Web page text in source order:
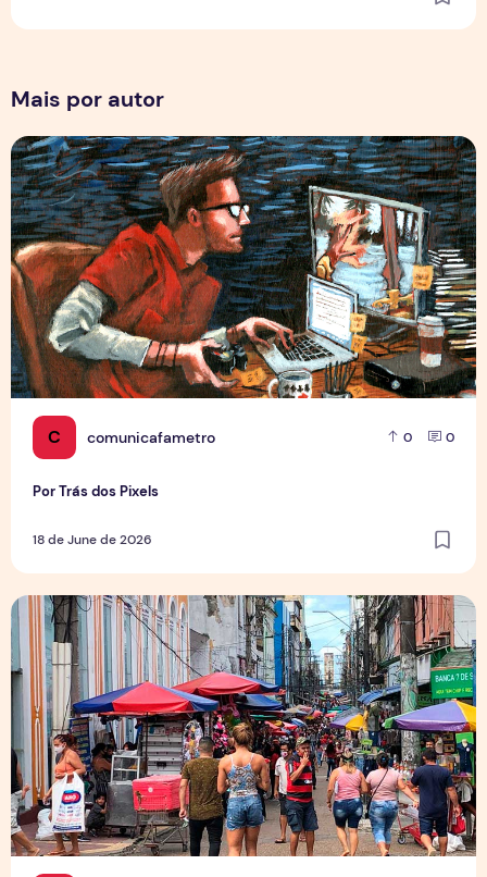
Mais por autor
C comunicafametro 0 0
Por Trás dos Pixels
18 de June de 2026
Por Trás dos Pixels
Copa aquece vendas em setores específicos, mas não